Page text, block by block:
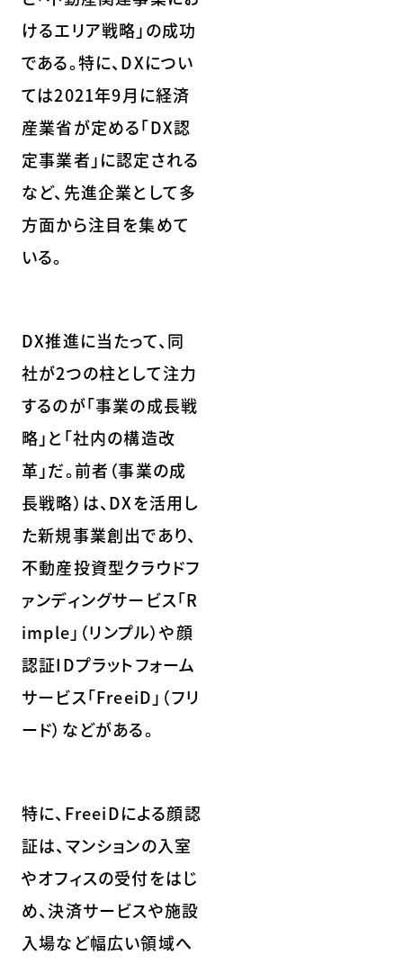
けるエリア戦略」の成功
である。特に、DXについ
ては2021年9月に経済
産業省が定める「DX認
定事業者」に認定される
など、先進企業として多
方面から注目を集めて
いる。
DX推進に当たって、同
社が2つの柱として注力
するのが「事業の成長戦
略」と「社内の構造改
革」だ。前者（事業の成
長戦略）は、DXを活用し
た新規事業創出であり、
不動産投資型クラウドフ
ァンディングサービス「R
imple」（リンプル）や顔
認証IDプラットフォーム
サービス「FreeiD」（フリ
ード）などがある。
特に、FreeiDによる顔認
証は、マンションの入室
やオフィスの受付をはじ
め、決済サービスや施設
入場など幅広い領域へ